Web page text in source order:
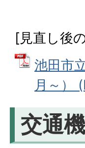
[見直し後
池田市
月～）
交通